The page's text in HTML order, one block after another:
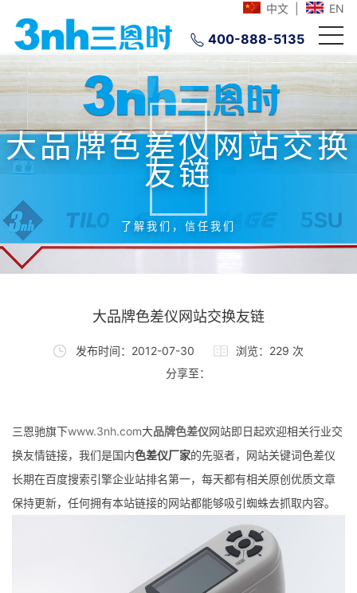
中文 EN
400-888-5135
大品牌色差仪网站交换
友链
了解我们，信任我们
大品牌色差仪网站交换友链
发布时间：2012-07-30
浏览：229 次
分享至：
三恩驰旗下www.3nh.com大品牌色差仪网站即日起欢迎相关行业交
换友情链接，我们是国内色差仪厂家的先驱者，网站关键词色差仪
长期在百度搜索引擎企业站排名第一，每天都有相关原创优质文章
保持更新，任何拥有本站链接的网站都能够吸引蜘蛛去抓取内容。